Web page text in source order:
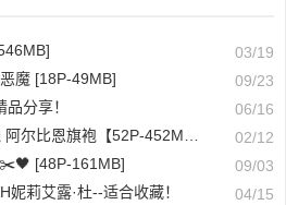
03/19
魔 [18P-49MB]
09/23
分享！
06/16
尔比恩旗袍【52P-452MB】
02/12
[48P-161MB]
09/03
莉艾露·杜--适合收藏！ 04/15